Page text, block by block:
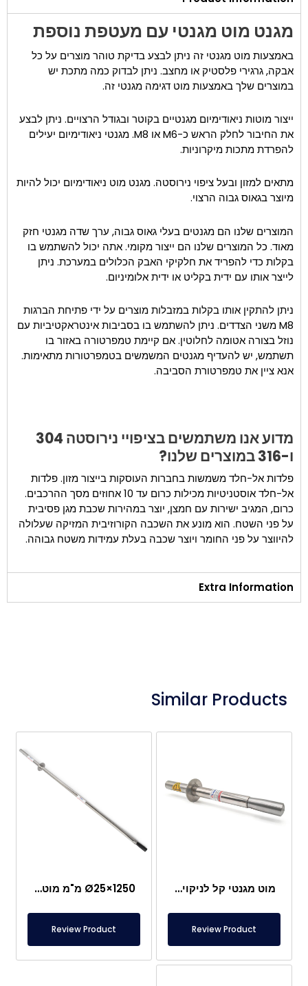
מגנט מוט מגנטי עם מעטפת נוספת
באמצעות מוט מגנטי זה ניתן לבצע בדיקת טוהר מוצרים על כל
אבקה, גרגירי פלסטיק או מחצב. ניתן לבדוק כמה מתכת יש
במוצרים שלך באמצעות מוט דגימה מגנטי זה.
ייצור מוטות ניאודימיום מגנטיים בקוטר ובגודל הרצויים. ניתן לבצע
את החיבור לחלק הראש כ-M6 או M8. מגנטי ניאודימיום יעילים
להפרדת מתכות מיקרוניות.
מתאים למזון ובעל ציפוי נירוסטה. מגנט מוט ניאודימיום יכול להיות
מיוצר בגאוס גבוה הרצוי.
המוצרים שלנו הם מגנטים בעלי גאוס גבוה, ערך שדה מגנטי חזק
מאוד. כל המוצרים שלנו הם ייצור מקומי. אתה יכול להשתמש בו
בקלות כדי להפריד את חלקיקי האבק הכלולים במערכת. ניתן
לייצר אותו עם ידית בקליט או ידית אלומיניום.
ניתן להתקין אותו בקלות במזבלות מוצרים על ידי פתיחת הברגות
M8 משני הצדדים. ניתן להשתמש בו בסביבות אינטראקטיביות עם
נוזל בצורה אטומה לחלוטין. אם קיימת טמפרטורה באזור בו
תשתמש, יש להעדיף מגנטים המשמשים בטמפרטורות מתאימות.
אנא ציין את טמפרטורת הסביבה.
מדוע אנו משתמשים בציפויי נירוסטה 304
ו-316 במוצרים שלנו?
פלדות אל-חלד משמשות בחברות העוסקות בייצור מזון. פלדות
אל-חלד אוסטניטיות מכילות כרום עד 10 אחוזים מסך ההרכבים.
כרום, המגיב ישירות עם חמצן, יוצר במהירות שכבת מגן פסיבית
על פני השטח. הוא מונע את השכבה הקורוזיבית המזיקה שעלולה
להיווצר על פני החומר ויוצר שכבה בעלת עמידות משטח גבוהה.
Extra Information
Similar Products
מוט מגנטי קל לניקוי Ø25×250 מ"מ
Review Product
Ø25×1250 מ"מ מוט מגנטי קל לניקוי – ניאודיום
Review Product